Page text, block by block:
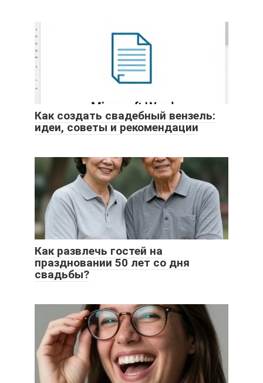
Как создать свадебный вензель:
идеи, советы и рекомендации
Как развлечь гостей на
праздновании 50 лет со дня
свадьбы?